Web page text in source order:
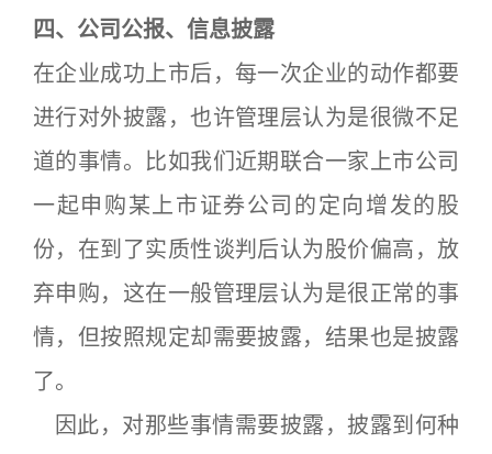
四、公司公报、信息披露
在企业成功上市后，每一次企业的动作都要
进行对外披露，也许管理层认为是很微不足
道的事情。比如我们近期联合一家上市公司
一起申购某上市证券公司的定向增发的股
份，在到了实质性谈判后认为股价偏高，放
弃申购，这在一般管理层认为是很正常的事
情，但按照规定却需要披露，结果也是披露
了。
因此，对那些事情需要披露，披露到何种